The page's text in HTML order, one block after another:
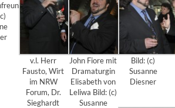
v.l. Herr
Fausto, Wirt
im NRW
Forum, Dr.
Sieghardt
John Fiore mit
Dramaturgin
Elisabeth von
Leliwa Bild: (c)
Susanne
Bild: (c)
Susanne
Diesner